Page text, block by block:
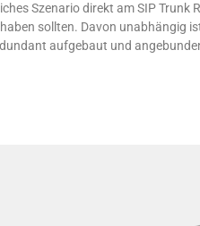
Szenario direkt am SIP Trunk
sollten. Davon unabhängig
aufgebaut und